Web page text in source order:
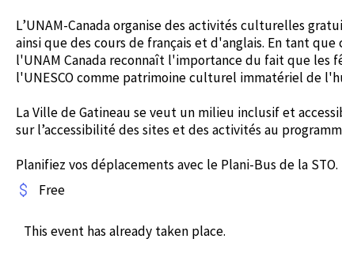
L’UNAM-Canada organise des activités culturelles
ainsi que des cours de français et d'anglais. En tant
l'UNAM Canada reconnaît l'importance du fait que les
l'UNESCO comme patrimoine culturel immatériel de
La Ville de Gatineau se veut un milieu inclusif et
sur l’accessibilité des sites et des activités au
Planifiez vos déplacements avec le Plani-Bus de la STO.
Free
This event has already taken place.